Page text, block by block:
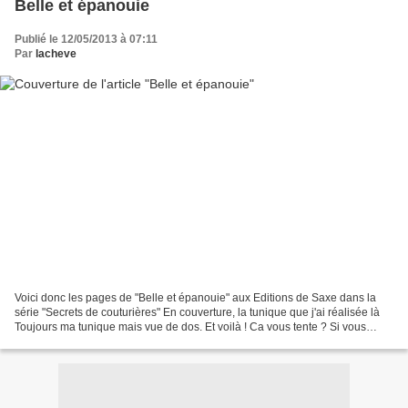
Belle et épanouie
Publié le 12/05/2013 à 07:11
Par lacheve
Voici donc les pages de "Belle et épanouie" aux Editions de Saxe dans la
série "Secrets de couturières" En couverture, la tunique que j'ai réalisée là
Toujours ma tunique mais vue de dos. Et voilà ! Ca vous tente ? Si vous